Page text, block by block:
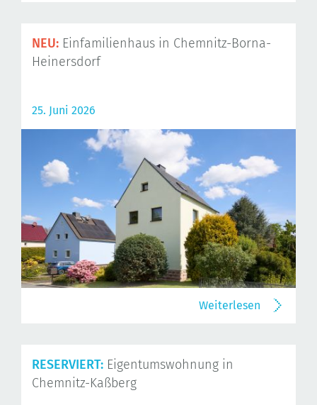
NEU: Einfamilienhaus in Chemnitz-Borna-
Heinersdorf
25. Juni 2026
Weiterlesen
RESERVIERT: Eigentumswohnung in
Chemnitz-Kaßberg